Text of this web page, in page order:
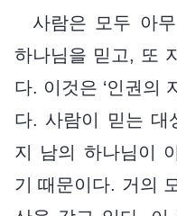
사람은 모두 아
하나님을 믿고, 또
다. 이것은 ‘인권의
다. 사람이 믿는 대
지 남의 하나님이
기 때문이다. 거의